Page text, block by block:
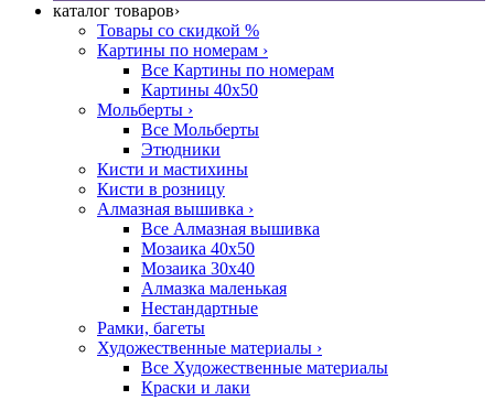
каталог товаров›
Товары со скидкой %
Картины по номерам ›
Все Картины по номерам
Картины 40x50
Мольберты ›
Все Мольберты
Этюдники
Кисти и мастихины
Кисти в розницу
Алмазная вышивка ›
Все Алмазная вышивка
Мозаика 40x50
Мозаика 30x40
Алмазка маленькая
Нестандартные
Рамки, багеты
Художественные материалы ›
Все Художественные материалы
Краски и лаки